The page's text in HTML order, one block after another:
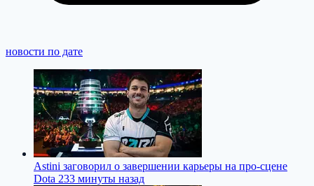
новости по дате
Astini заговорил о завершении карьеры на про-сцене
Dota 233 минуты назад